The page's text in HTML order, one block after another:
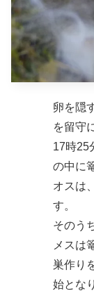
卵を隠
を留守
17時25
の中に
オスは
す。
そのう
メスは
巣作り
始とな